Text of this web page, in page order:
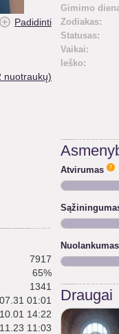
Padidinti
nuotraukų)
7917
65%
1341
01:01
14:22
11:03
Gimimo
Zodiakas:
Statusas:
Vaikai:
Ieško:
Atvirumas
Nuolankumas
Draugai